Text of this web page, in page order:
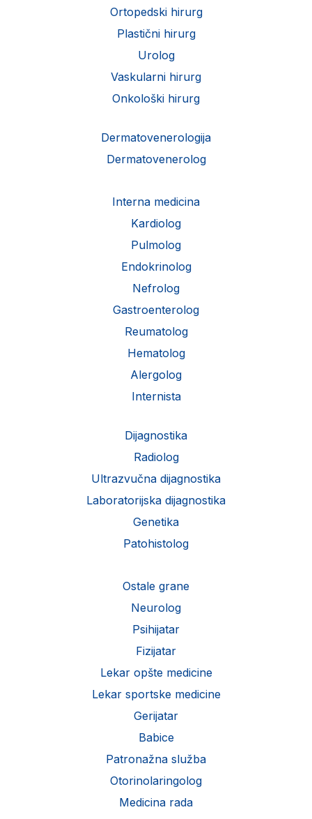
Ortopedski hirurg
Plastični hirurg
Urolog
Vaskularni hirurg
Onkološki hirurg
Dermatovenerologija
Dermatovenerolog
Interna medicina
Kardiolog
Pulmolog
Endokrinolog
Nefrolog
Gastroenterolog
Reumatolog
Hematolog
Alergolog
Internista
Dijagnostika
Radiolog
Ultrazvučna dijagnostika
Laboratorijska dijagnostika
Genetika
Patohistolog
Ostale grane
Neurolog
Psihijatar
Fizijatar
Lekar opšte medicine
Lekar sportske medicine
Gerijatar
Babice
Patronažna služba
Otorinolaringolog
Medicina rada